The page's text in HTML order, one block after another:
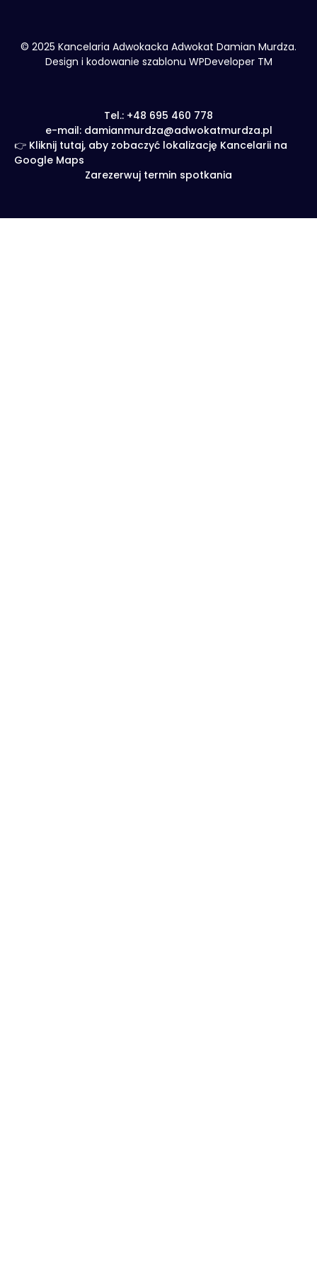
© 2025 Kancelaria Adwokacka Adwokat Damian Murdza.
Design i kodowanie szablonu WPDeveloper TM
Tel.: +48 695 460 778
e-mail: damianmurdza@adwokatmurdza.pl
👉 Kliknij tutaj, aby zobaczyć lokalizację Kancelarii na
Google Maps
Zarezerwuj termin spotkania